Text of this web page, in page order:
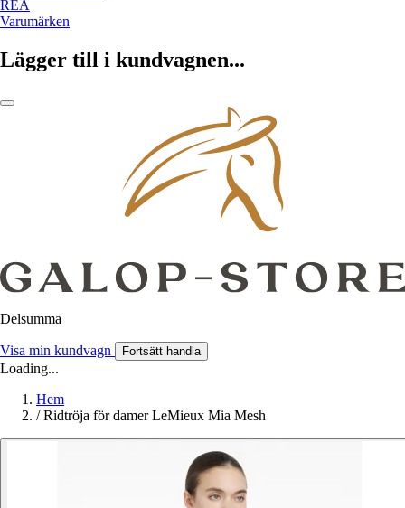
REA
Varumärken
Lägger till i kundvagnen...
Delsumma
Visa min kundvagn Fortsätt handla
Loading...
Hem
/ Ridtröja för damer LeMieux Mia Mesh